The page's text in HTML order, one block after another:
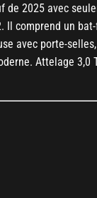
2025 avec
Il comprend un
avec porte-
Attelage